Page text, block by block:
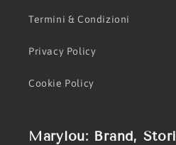
Termini & Condizioni
Privacy Policy
Cookie Policy
Marylou: Brand,